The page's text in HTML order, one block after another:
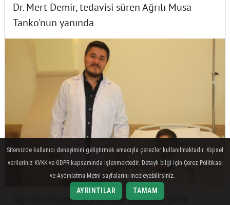
Dr. Mert Demir, tedavisi süren Ağrılı Musa
Tanko'nun yanında
Ağrı'nın Hamur ilçesinden Erzurum Şehir
Sitemizde kullanıcı deneyimini geliştirmek amacıyla çerezler kullanılmaktadır. Kişisel
verileriniz KVKK ve GDPR kapsamında işlenmektedir. Detaylı bilgi için Çerez Politikası
ve Aydınlatma Metni sayfalarını inceleyebilirsiniz.
AYRINTILAR TAMAM